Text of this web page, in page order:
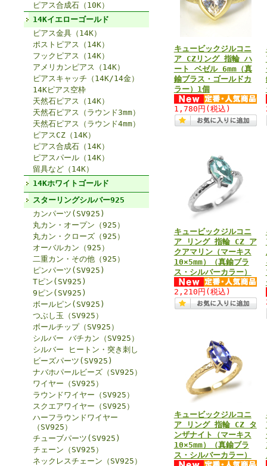
ピアス合成石（10K）
14Kイエローゴールド
ピアス金具（14K）
ポストピアス（14K）
フックピアス（14K）
アメリカンピアス（14K）
ピアスキャッチ（14K/14金）
14Kピアス空枠
天然石ピアス（14K）
天然石ピアス（ラウンド3mm）
天然石ピアス（ラウンド4mm）
ピアスCZ（14K）
ピアス合成石（14K）
ピアスパール（14K）
留具など（14K）
14Kホワイトゴールド
スターリングシルバー925
カンパーツ(SV925)
丸カン・オープン（925）
丸カン・クローズ（925）
オーバルカン（925）
二重カン・その他（925）
ピンパーツ(SV925)
Tピン(SV925)
9ピン(SV925)
ボールピン(SV925)
つぶし玉（SV925）
ボールチップ（SV925）
シルバー バチカン（SV925）
シルバー ヒートン・突き刺し
ビーズパーツ(SV925)
ナバホパールビーズ（SV925）
ワイヤー（SV925）
ラウンドワイヤー（SV925）
スクエアワイヤー（SV925）
ハーフラウンドワイヤー
（SV925）
チューブパーツ(SV925)
チェーン（SV925）
ネックレスチェーン（SV925）
キュービックジルコニ
ア CZリング 指輪 ハ
ート ベゼル 6mm（真
鍮ブラス・ゴールドカ
ラー）1個
1,780円 (税込)
キュービックジルコニ
ア リング 指輪 CZ ア
クアマリン（マーキス
10×5mm）（真鍮ブラ
ス・シルバーカラー）
2,210円 (税込)
キュービックジルコニ
ア リング 指輪 CZ タ
ンザナイト（マーキス
10×5mm）（真鍮ブラ
ス・シルバーカラー）